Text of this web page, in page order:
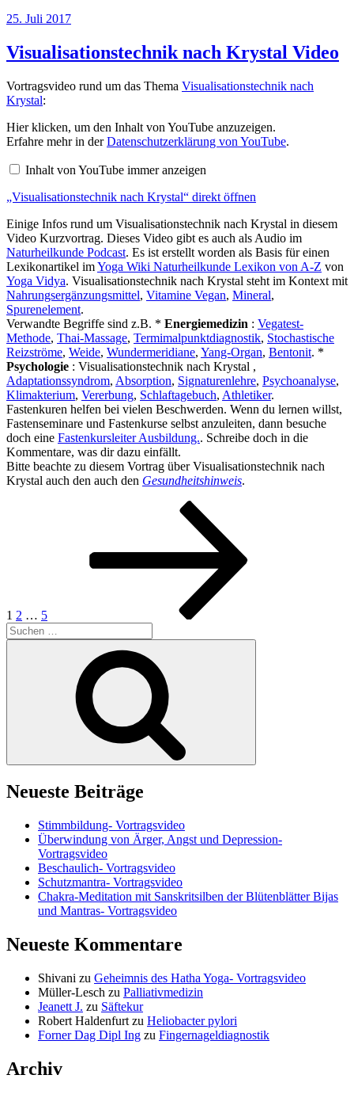
Veröffentlicht
25. Juli 2017
Visualisationstechnik nach Krystal Video
Vortragsvideo rund um das Thema Visualisationstechnik nach
Krystal:
„Visualisationstechnik
nach
Krystal“
von
YouTube
Hier klicken, um den Inhalt von YouTube anzuzeigen.
Erfahre mehr in derDatenschutzerklärung von YouTube.
Inhalt von YouTube immer anzeigen
„Visualisationstechnik nach Krystal“ direkt öffnen
Einige Infos rund um Visualisationstechnik nach Krystal in diesem
Video Kurzvortrag. Dieses Video gibt es auch als Audio im
Naturheilkunde Podcast. Es ist erstellt worden als Basis für einen
Lexikonartikel imYoga Wiki Naturheilkunde Lexikon von A-Z von
Yoga Vidya. Visualisationstechnik nach Krystal steht im Kontext mit
Nahrungsergänzungsmittel, Vitamine Vegan, Mineral,
Spurenelement.
Verwandte Begriffe sind z.B. * Energiemedizin : Vegatest-
Methode, Thai-Massage, Termimalpunktdiagnostik, Stochastische
Reizströme, Weide, Wundermeridiane, Yang-Organ, Bentonit. *
Psychologie : Visualisationstechnik nach Krystal ,
Adaptationssyndrom, Absorption, Signaturenlehre, Psychoanalyse,
Klimakterium, Vererbung, Schlaftagebuch, Athletiker.
Fastenkuren helfen bei vielen Beschwerden. Wenn du lernen willst,
Fastenseminare und Fastenkurse selbst anzuleiten, dann besuche
doch eine Fastenkursleiter Ausbildung.. Schreibe doch in die
Kommentare, was dir dazu einfällt.
Bitte beachte zu diesem Vortrag über Visualisationstechnik nach
Krystal auch den auch den Gesundheitshinweis.
1 2 … 5
Suchen
nach:
Neueste Beiträge
Stimmbildung- Vortragsvideo
Überwindung von Ärger, Angst und Depression-
Vortragsvideo
Beschaulich- Vortragsvideo
Schutzmantra- Vortragsvideo
Chakra-Meditation mit Sanskritsilben der Blütenblätter Bijas
und Mantras- Vortragsvideo
Neueste Kommentare
Shivani zu Geheimnis des Hatha Yoga- Vortragsvideo
Müller-Lesch zu Palliativmedizin
Jeanett J. zu Säftekur
Robert Haldenfurt zu Heliobacter pylori
Forner Dag Dipl Ing zu Fingernageldiagnostik
Archiv